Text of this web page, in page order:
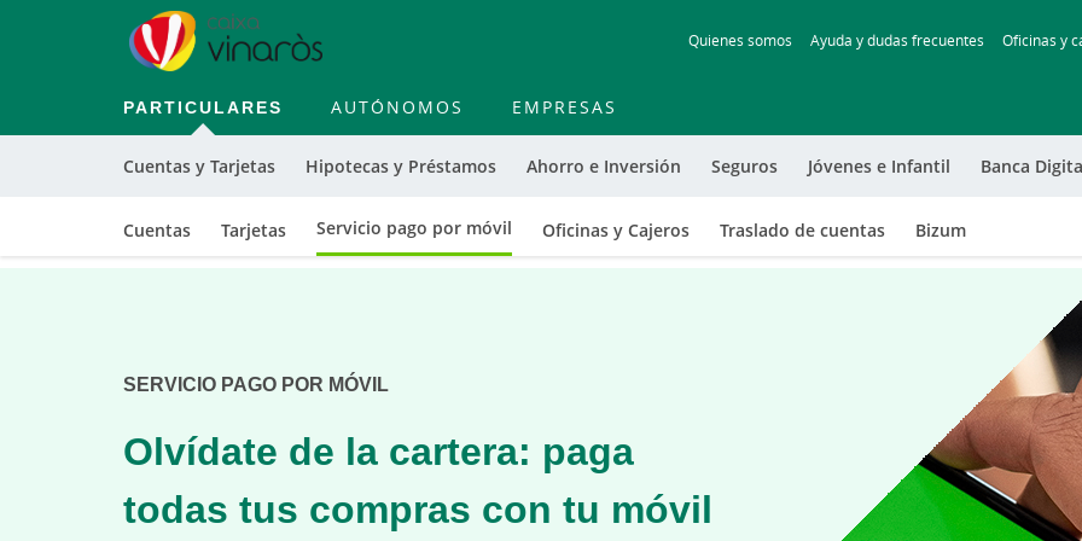
to
Quienes somos Ayuda y dudas frecuentes Oficinas y
PARTICULARES
Cuentas y Tarjetas
Cuentas Tarjetas Servicio pago por móvil Oficinas y Cajeros Traslado de cuentas Bizum
Hipotecas y Préstamos Ahorro e Inversión Seguros Jóvenes e Infantil Banca
AUTÓNOMOS EMPRESAS
SERVICIO PAGO POR MÓVIL
Olvídate de la cartera: paga
todas tus compras con tu móvil